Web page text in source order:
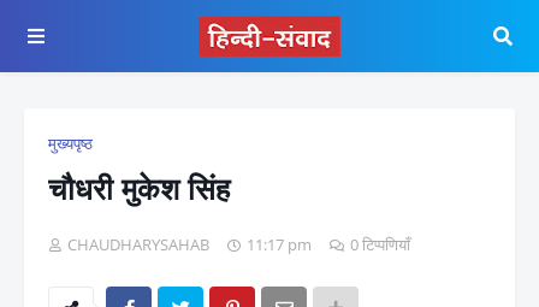
मुख्यपृष्ठ
चौधरी मुकेश सिंह
CHAUDHARYSAHAB 11:17 pm 0 टिप्पणियाँ